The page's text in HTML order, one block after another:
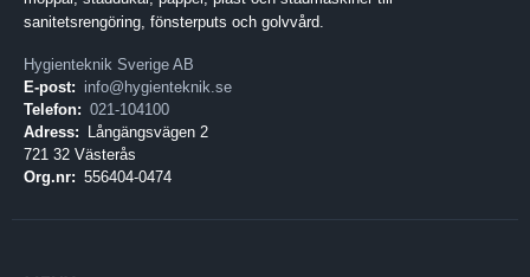
sanitetsrengöring, fönsterputs och golvvård.
Hygienteknik Sverige AB
E-post: info@hygienteknik.se
Telefon: 021-104100
Adress: Långängsvägen 2
721 32 Västerås
Org.nr: 556404-0474